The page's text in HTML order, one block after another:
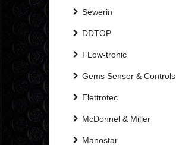
Sewerin
DDTOP
FLow-tronic
Gems Sensor & Controls
Elettrotec
McDonnel & Miller
Manostar